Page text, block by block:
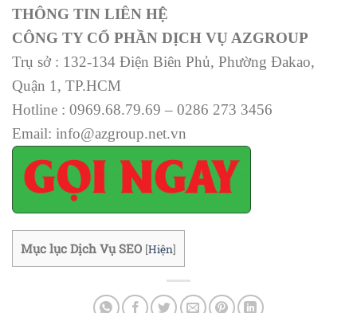
THÔNG TIN LIÊN HỆ
CÔNG TY CỔ PHẦN DỊCH VỤ AZGROUP
Trụ sở : 132-134 Điện Biên Phủ, Phường Đakao,
Quận 1, TP.HCM
Hotline : 0969.68.79.69 – 0286 273 3456
Email: info@azgroup.net.vn
Mục lục Dịch Vụ SEO [Hiện]